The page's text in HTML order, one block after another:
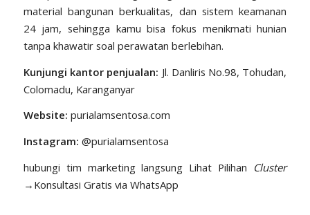
material bangunan berkualitas, dan sistem keamanan
24 jam, sehingga kamu bisa fokus menikmati hunian
tanpa khawatir soal perawatan berlebihan.
Kunjungi kantor penjualan: Jl. Danliris No.98, Tohudan,
Colomadu, Karanganyar
Website: purialamsentosa.com
Instagram: @purialamsentosa
hubungi tim marketing langsung Lihat Pilihan Cluster
→ Konsultasi Gratis via WhatsApp